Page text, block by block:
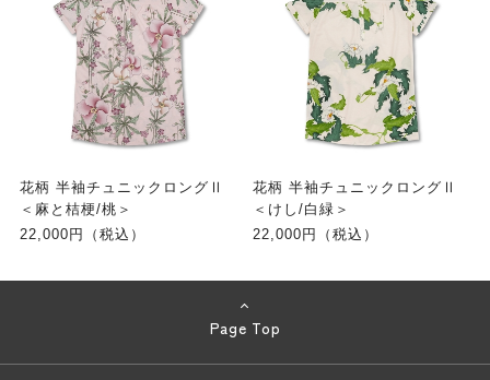
花柄 半袖チュニックロングⅡ
＜麻と桔梗/桃＞
22,000円（税込）
花柄 半袖チュニックロングⅡ
＜けし/白緑＞
22,000円（税込）
Page Top